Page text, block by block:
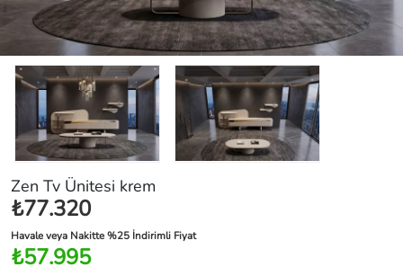
Zen Tv Ünitesi krem
₺77.320
Havale veya Nakitte %25 İndirimli Fiyat
₺57.995